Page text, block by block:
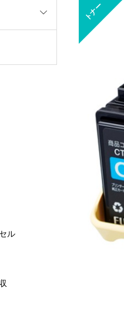
トナー
ル